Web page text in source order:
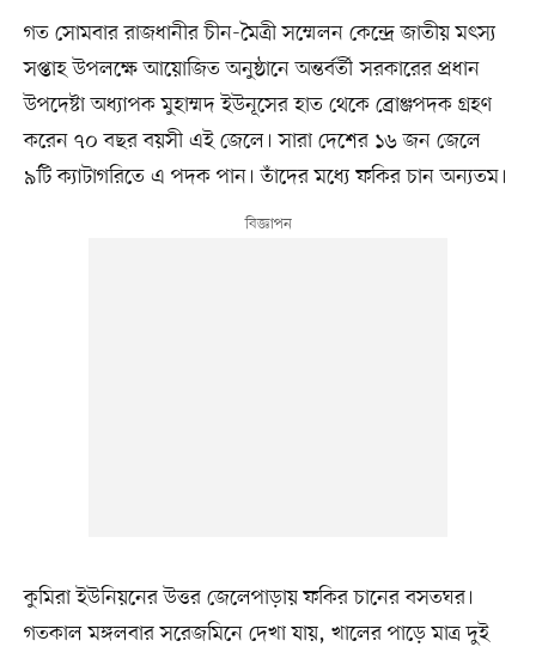
গত সোমবার রাজধানীর চীন-মৈত্রী সম্মেলন কেন্দ্রে জাতীয় মৎস্য
সপ্তাহ উপলক্ষে আয়োজিত অনুষ্ঠানে অন্তর্বর্তী সরকারের প্রধান
উপদেষ্টা অধ্যাপক মুহাম্মদ ইউনূসের হাত থেকে ব্রোঞ্জপদক গ্রহণ
করেন ৭০ বছর বয়সী এই জেলে। সারা দেশের ১৬ জন জেলে
৯টি ক্যাটাগরিতে এ পদক পান। তাঁদের মধ্যে ফকির চান অন্যতম।
কুমিরা ইউনিয়নের উত্তর জেলেপাড়ায় ফকির চানের বসতঘর।
গতকাল মঙ্গলবার সরেজমিনে দেখা যায়, খালের পাড়ে মাত্র দুই